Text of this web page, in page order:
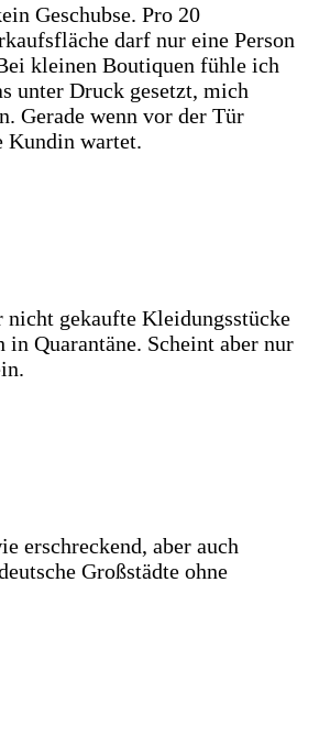
Geschubse. Pro 20
darf nur eine Person
kleinen Boutiquen fühle ich
unter Druck gesetzt, mich
Gerade wenn vor der Tür
Kundin wartet.
nicht gekaufte Kleidungsstücke
in Quarantäne. Scheint aber nur
erschreckend, aber auch
Großstädte ohne